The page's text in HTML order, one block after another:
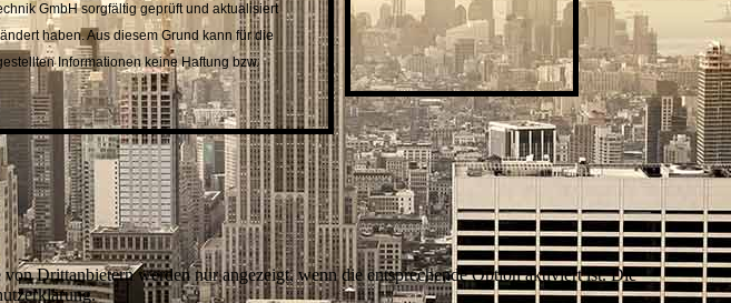
GmbH sorgfältig geprüft und aktualisiert
haben. Aus diesem Grund kann für die
Informationen keine Haftung bzw.
Drittanbietern werden nur angezeigt, wenn die entsprechende Option aktiviert ist. Die